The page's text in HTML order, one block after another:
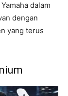
dalam
dengan
yang terus